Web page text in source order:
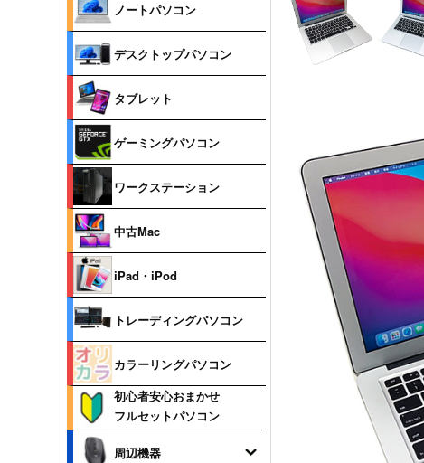
ノートパソコン
デスクトップパソコン
タブレット
ゲーミングパソコン
ワークステーション
中古Mac
iPad・iPod
トレーディングパソコン
カラーリングパソコン
初心者安心おまかせ
フルセットパソコン
周辺機器